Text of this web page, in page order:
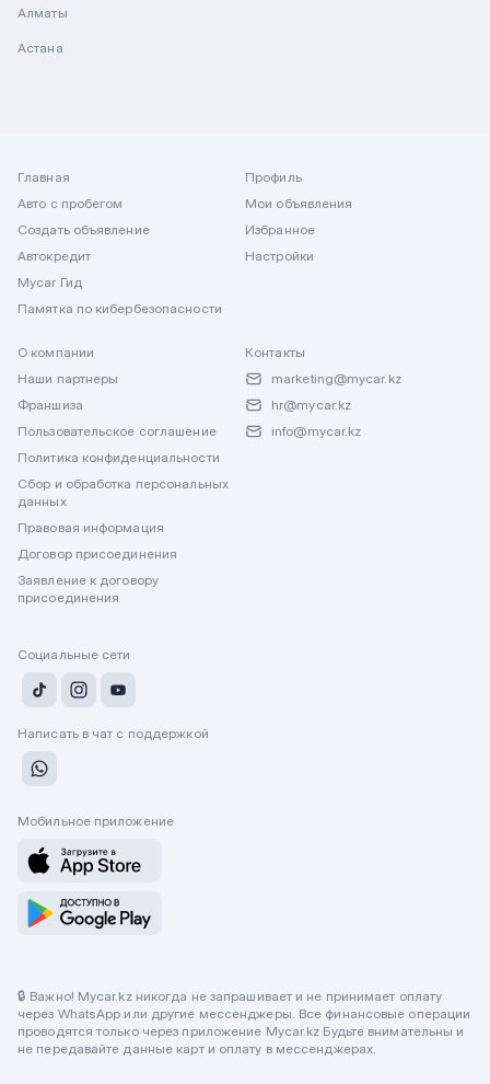
Алматы
Астана
Главная
Авто с пробегом
Создать объявление
Автокредит
Mycar Гид
Памятка по кибербезопасности
Профиль
Мои объявления
Избранное
Настройки
О компании
Наши партнеры
Франшиза
Пользовательское соглашение
Политика конфиденциальности
Сбор и обработка персональных
данных
Правовая информация
Договор присоединения
Заявление к договору
присоединения
Контакты
marketing@mycar.kz
hr@mycar.kz
info@mycar.kz
Социальные сети
Написать в чат с поддержкой
Мобильное приложение
🔒 Важно! Mycar.kz никогда не запрашивает и не принимает оплату
через WhatsApp или другие мессенджеры. Все финансовые операции
проводятся только через приложение Mycar.kz Будьте внимательны и
не передавайте данные карт и оплату в мессенджерах.